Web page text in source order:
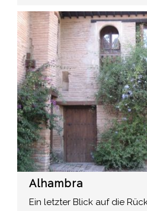
Alhambra
Ein letzter Blick auf die